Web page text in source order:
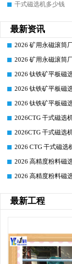
干式磁选机多少钱
最新资讯
2026 矿用永磁滚筒
2026 矿用永磁滚筒
2026 钛铁矿平板磁
2026 钛铁矿平板磁
2026 钛铁矿平板磁
2026CTG 干式磁选
2026CTG 干式磁选
2026 CTG 干式磁
2026 高精度粉料磁
2026 高精度粉料磁
最新工程